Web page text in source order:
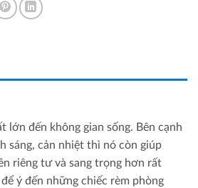
lớn đến không gian sống. Bên cạnh
sáng, cản nhiệt thì nó còn giúp
riêng tư và sang trọng hơn rất
ý đến những chiếc rèm phòng